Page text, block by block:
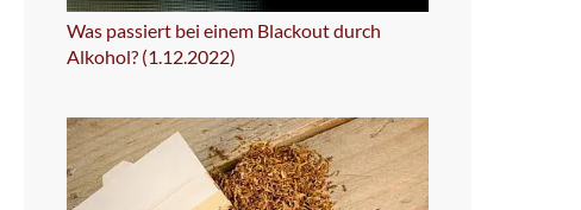
Was passiert bei einem Blackout durch
Alkohol? (1.12.2022)